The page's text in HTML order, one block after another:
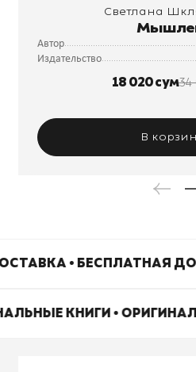
Светлана
Автор
Издательство
18 020 сум34
В
• БЕСПЛАТНАЯ
КНИГИ •